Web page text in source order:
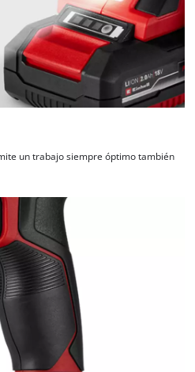
un trabajo siempre óptimo también